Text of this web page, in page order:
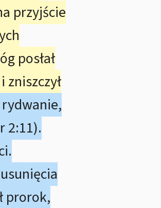
przyjście
posłał
2:11).
prorok,